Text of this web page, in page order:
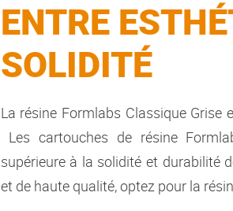
ENTRE
SOLIDITÉ
La résine Formlabs Classique
Les cartouches de résine
supérieure à la solidité et durabilité
et de haute qualité, optez pour la